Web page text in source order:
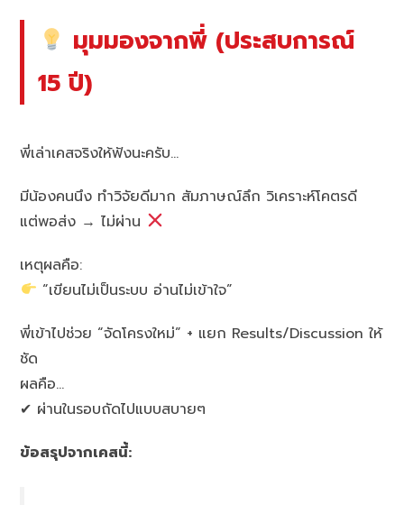
มุมมองจากพี่ (ประสบการณ์
15 ปี)
พี่เล่าเคสจริงให้ฟังนะครับ…
มีน้องคนนึง ทำวิจัยดีมาก สัมภาษณ์ลึก วิเคราะห์โคตรดี
แต่พอส่ง → ไม่ผ่าน
เหตุผลคือ:
“เขียนไม่เป็นระบบ อ่านไม่เข้าใจ”
พี่เข้าไปช่วย “จัดโครงใหม่” + แยก Results/Discussion ให้
ชัด
ผลคือ…
✔ ผ่านในรอบถัดไปแบบสบายๆ
ข้อสรุปจากเคสนี้: